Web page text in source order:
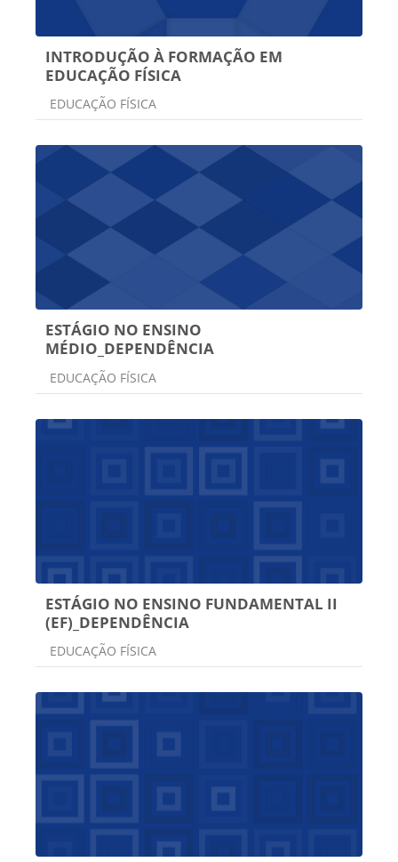
INTRODUÇÃO À FORMAÇÃO EM
EDUCAÇÃO FÍSICA
Categoria do curso
EDUCAÇÃO FÍSICA
ESTÁGIO NO ENSINO
MÉDIO_DEPENDÊNCIA
Categoria do curso
EDUCAÇÃO FÍSICA
ESTÁGIO NO ENSINO FUNDAMENTAL II
(EF)_DEPENDÊNCIA
Categoria do curso
EDUCAÇÃO FÍSICA